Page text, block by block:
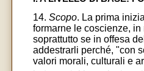
14. Scopo. La prima
formarne le coscienze,
soprattutto se in offesa
addestrarli perché, "con
valori morali, culturali e